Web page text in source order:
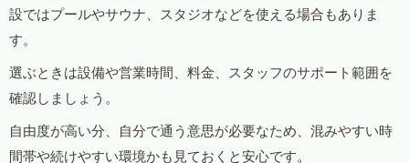
設ではプールやサウナ、スタジオなどを使える場合もありま
す。
選ぶときは設備や営業時間、料金、スタッフのサポート範囲を
確認しましょう。
自由度が高い分、自分で通う意思が必要なため、混みやすい時
間帯や続けやすい環境かも見ておくと安心です。